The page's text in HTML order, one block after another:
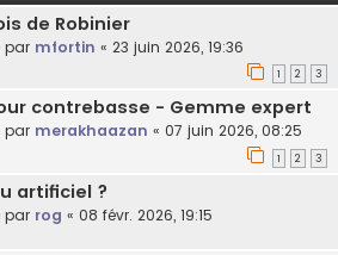
de Robinier
par mfortin « 23 juin 2026, 19:36
1 2 3
contrebasse - Gemme expert
par merakhaazan « 07 juin 2026, 08:25
1 2 3
artificiel ?
par rog « 08 févr. 2026, 19:15